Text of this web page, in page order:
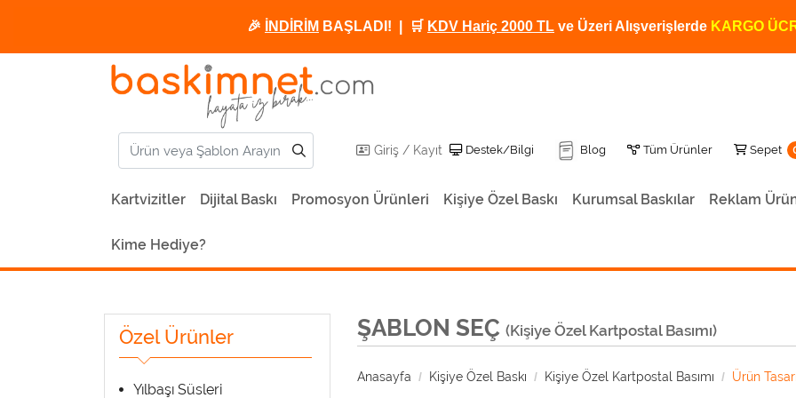
🎉 İNDİRİM BAŞLADI! | 🛒 KDV Hariç 2000 TL ve Üzeri Alışverişlerde KARGO
Giriş / Kayıt Destek/Bilgi
Destek/Bilgi Blog Tüm Ürünler
Tüm Ürünler Sepet
Sepet
Kartvizitler Dijital Baskı Promosyon Ürünleri Kişiye Özel Baskı Kurumsal Baskılar Reklam
Kime Hediye?
Özel Ürünler
Yılbaşı Süsleri
ŞABLON SEÇ (Kişiye Özel Kartpostal Basımı)
Anasayfa Kişiye Özel Baskı Kişiye Özel Kartpostal Basımı Ürün